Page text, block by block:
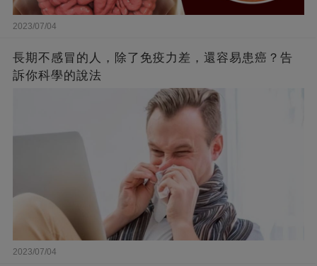
2023/07/04
長期不感冒的人，除了免疫力差，還容易患癌？告
訴你科學的說法
2023/07/04